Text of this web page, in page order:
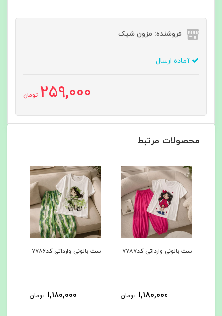
فروشنده: مزون شیک
آماده ارسال
259,000 تومان
محصولات مرتبط
وارداتی کد۷۷۸۷ ست بالونی وارداتی کد۷۷۸۶
1,180,000
دوتیکه بالونی وارداتی
1,180,000